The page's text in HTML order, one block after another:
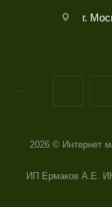
г.
2026 © Интернет
ИП Ермаков А.Е.